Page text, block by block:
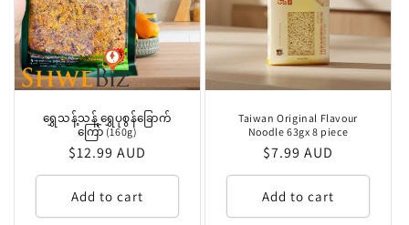
ရွှေသန့်သန့် ရွှေပုစွန်ခြောက်
ကြော် (160g)
Regular
price
$12.99 AUD
Add to cart
Taiwan Original Flavour
Noodle 63gx 8 piece
Regular
price
$7.99 AUD
Add to cart